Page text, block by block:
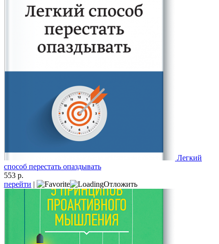
Легкий
способ перестать опаздывать
553 р.
перейти | Отложить